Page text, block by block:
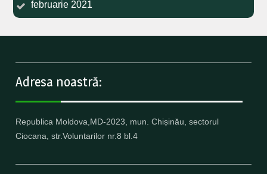
februarie 2021
Adresa noastră:
Republica Moldova,MD-2023, mun. Chișinău, sectorul
Ciocana, str.Voluntarilor nr.8 bl.4